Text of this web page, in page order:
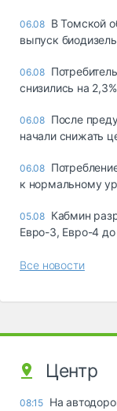
06.08 В Томской
выпуск
06.08
снизились на 2,3%
06.08 После
начали снижать
06.08
к нормальному
05.08 Кабмин
Евро-3, Евро-4
Все новости
Центр
08:15 На